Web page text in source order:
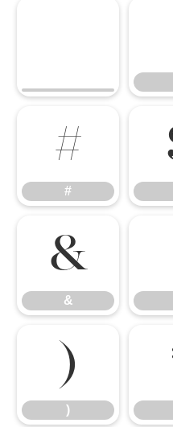
#
#
&
&
)
)